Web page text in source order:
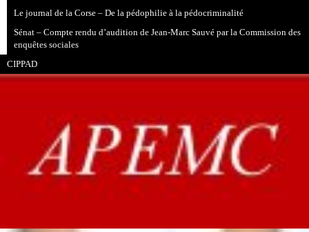
Le journal de la Corse – De la pédophilie à la pédocriminalité
Sénat – Compte rendu d’audition de Jean-Marc Sauvé par la Commission des
enquêtes sociales
CIPPAD